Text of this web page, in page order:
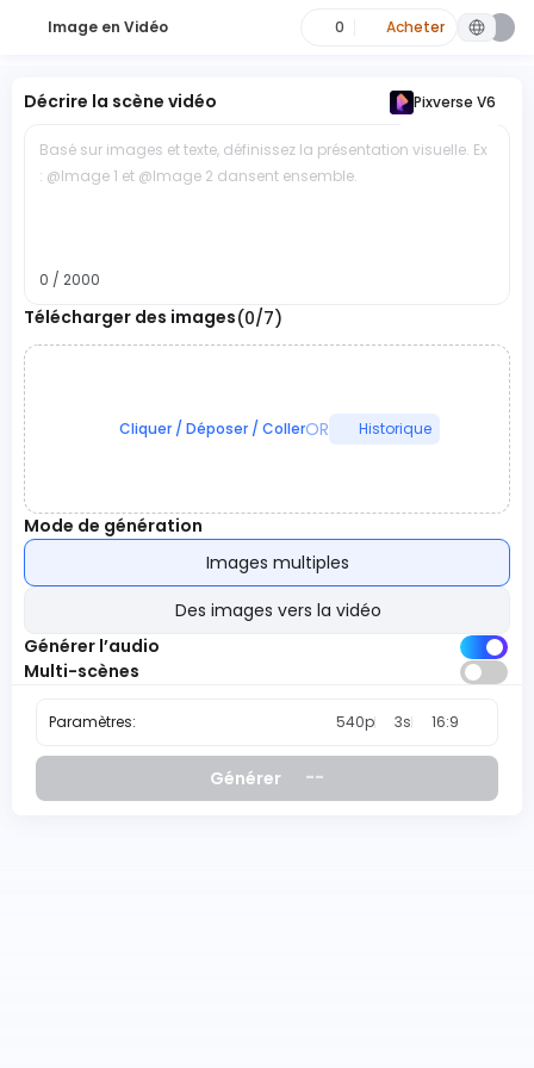
Image en Vidéo 0 Acheter
Pixverse V6
Décrire la scène vidéo
Basé sur images et texte, définissez la présentation visuelle. Ex
: @Image 1 et @Image 2 dansent ensemble.
0 / 2000
Télécharger des images(0/7)
Cliquer / Déposer / CollerOR Historique
Mode de génération
Images multiples
Des images vers la vidéo
Générer l’audio
Multi-scènes
Paramètres: 540p 3s 16:9
Générer --